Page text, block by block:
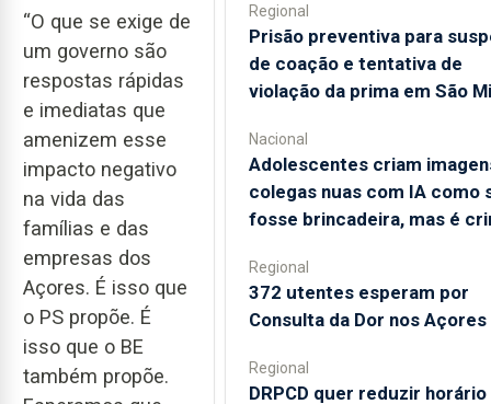
“O que se exige de
um governo são
respostas rápidas
e imediatas que
amenizem esse
impacto negativo
na vida das
famílias e das
empresas dos
Açores. É isso que
o PS propõe. É
isso que o BE
também propõe.
Regional
Prisão preventiva para
de coação e tentativa de
violação da prima em São
Nacional
Adolescentes criam
colegas nuas com IA como
fosse brincadeira, mas é
Regional
372 utentes esperam por
Consulta da Dor nos Açores
Regional
DRPCD quer reduzir horário